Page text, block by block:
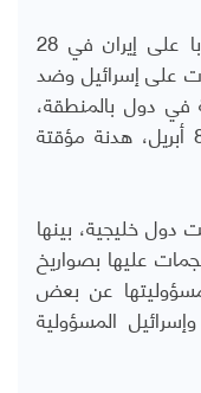
وبدأت الولايات المتحدة وإسرائيل حربا على إيران في 28
على إسرائيل وضد
في دول بالمنطقة،
لتُعلن واشنطن وطهران لاحقا، في 8 أبريل، هدنة مؤقتة
اتهمت دول خليجية، بينها
عليها بصواريخ
عن بعض
المسؤولية